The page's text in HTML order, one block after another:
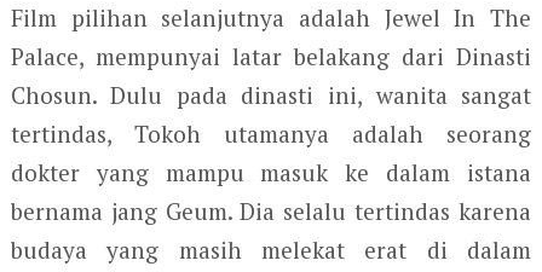
Film pilihan selanjutnya adalah Jewel In The
Palace, mempunyai latar belakang dari Dinasti
Chosun. Dulu pada dinasti ini, wanita sangat
tertindas, Tokoh utamanya adalah seorang
dokter yang mampu masuk ke dalam istana
bernama jang Geum. Dia selalu tertindas karena
budaya yang masih melekat erat di dalam